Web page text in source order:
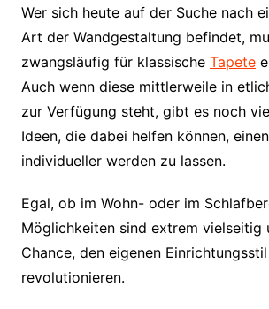
Wer sich heute auf der Suche nach
Art der Wandgestaltung befindet,
zwangsläufig für klassische Tapete
Auch wenn diese mittlerweile in
zur Verfügung steht, gibt es noch
Ideen, die dabei helfen können,
individueller werden zu lassen.
Egal, ob im Wohn- oder im
Möglichkeiten sind extrem vielseitig
Chance, den eigenen
revolutionieren.